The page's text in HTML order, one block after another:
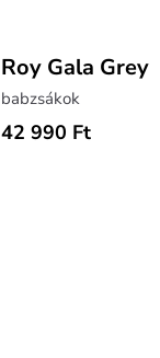
Roy Gala Grey
babzsákok
42 990 Ft